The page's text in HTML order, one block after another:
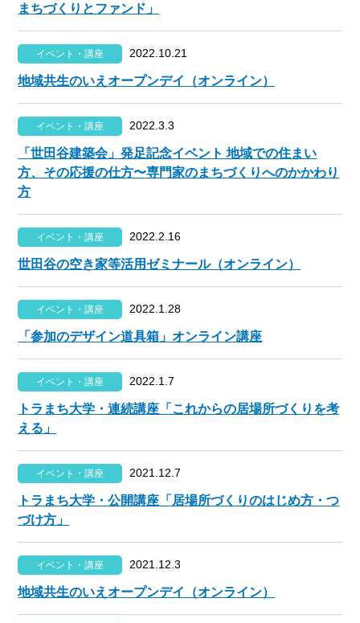
まちづくりとファンド」
イベント・講座 2022.10.21
地域共生のいえオープンデイ（オンライン）
イベント・講座 2022.3.3
「世田谷建築会」発足記念イベント 地域での住まい
方、その応援の仕方〜専門家のまちづくりへのかかわり
方
イベント・講座 2022.2.16
世田谷の空き家等活用ゼミナール（オンライン）
イベント・講座 2022.1.28
「参加のデザイン道具箱」オンライン講座
イベント・講座 2022.1.7
トラまち大学・連続講座「これからの居場所づくりを考
える」
イベント・講座 2021.12.7
トラまち大学・公開講座「居場所づくりのはじめ方・つ
づけ方」
イベント・講座 2021.12.3
地域共生のいえオープンデイ（オンライン）